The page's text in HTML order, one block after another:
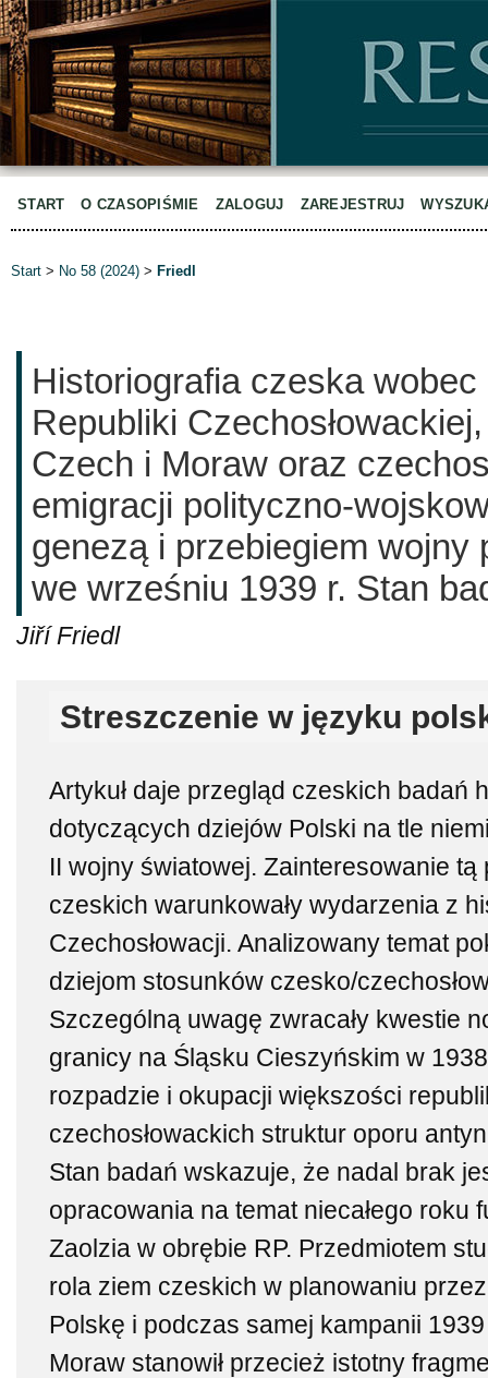
START O CZASOPIŚMIE ZALOGUJ ZAREJESTRUJ
Start > No 58 (2024) > Friedl
Historiografia czeska
Republiki
Czech i Moraw oraz
emigracji polityczno-
genezą i przebiegiem wojny
we wrześniu 1939 r. Stan
Jiří Friedl
Streszczenie w języku
Artykuł daje przegląd czeskich badań
dotyczących dziejów Polski na tle
II wojny światowej. Zainteresowanie
czeskich warunkowały wydarzenia z
Czechosłowacji. Analizowany temat
dziejom stosunków czesko/
Szczególną uwagę zwracały kwestie
granicy na Śląsku Cieszyńskim w
rozpadzie i okupacji większości
czechosłowackich struktur oporu
Stan badań wskazuje, że nadal brak
opracowania na temat niecałego roku
Zaolzia w obrębie RP. Przedmiotem
rola ziem czeskich w planowaniu
Polskę i podczas samej kampanii
Moraw stanowił przecież istotny